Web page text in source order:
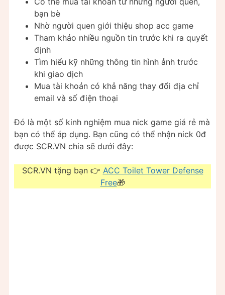
bạn bè
Nhờ người quen giới thiệu shop acc game
Tham khảo nhiều nguồn tin trước khi ra quyết
định
Tìm hiểu kỹ những thông tin hình ảnh trước
khi giao dịch
Mua tài khoản có khả năng thay đổi địa chỉ
email và số điện thoại
Đó là một số kinh nghiệm mua nick game giá rẻ mà
bạn có thể áp dụng. Bạn cũng có thể nhận nick 0đ
được SCR.VN chia sẽ dưới đây:
SCR.VN tặng bạn 👉 ACC Toilet Tower Defense
Free🎁